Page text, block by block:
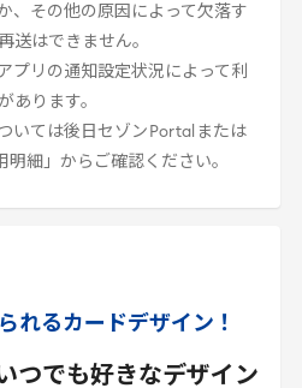
、その他の原因によって欠落す
送はできません。
プリの通知設定状況によって利
あります。
いては後日セゾン Portal または
明細」からご確認ください。
れるカードデザイン！
つでも好きなデザイン